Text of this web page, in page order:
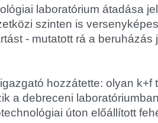
laboratórium átadása
szinten is
- mutatott rá a
hozzátette: olyan k+f
a debreceni
úton előállított